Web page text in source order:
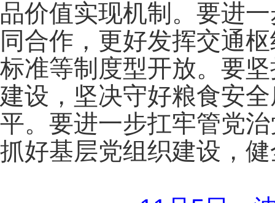
品价值实现机制。要进
同合作，更好发挥交通
标准等制度型开放。要
建设，坚决守好粮食安
平。要进一步扛牢管党
抓好基层党组织建设，